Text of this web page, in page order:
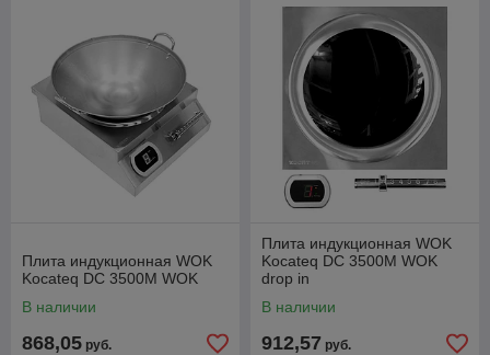
Плита индукционная WOK
Kocateq DC 3500M WOK
В наличии
868,05 руб.
Плита индукционная WOK
Kocateq DC 3500M WOK
drop in
В наличии
912,57 руб.